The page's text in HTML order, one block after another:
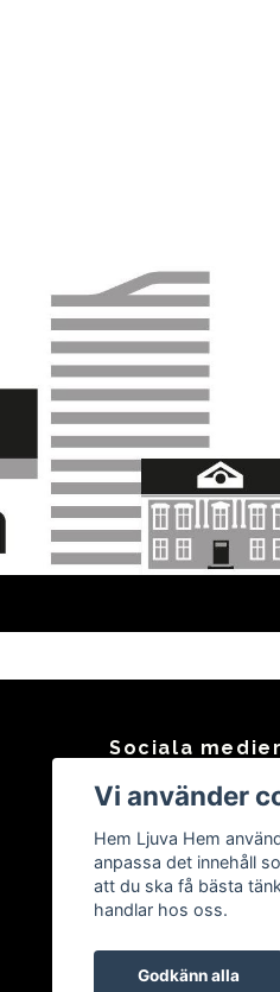
Sociala medier
Facebook
Instagram
Vi använder
Hem Ljuva Hem
anpassa det innehåll
att du ska få bästa
handlar hos oss.
Godkänn alla